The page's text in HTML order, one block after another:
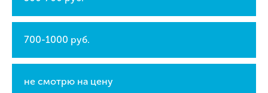
700-1000 руб.
не смотрю на цену